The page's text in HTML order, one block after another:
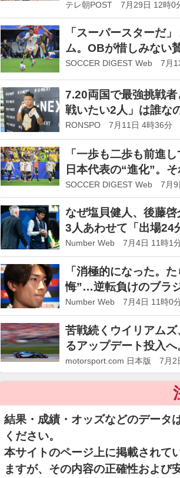
テレ朝POST 7月29日 12時0
「スーパースターだ
ム。OBが惜しみない
SOCCER DIGEST Web 7月
7.20両国で最強挑戦
戦いたい2人」は誰な
RONSPO 7月11日 4時36分
「一歩も二歩も前進
日本代表の“進化”。
いたら…」【W杯】
SOCCER DIGEST Web 7月9
なぜ塩貝健人、後藤
3人あわせて「出場24
た“選手交代の差”
Number Web 7月4日 11時1
「消極的になった。
悔”…逆転負けのブラ
的”だったのか？
Number Web 7月4日 11時0
苦戦続くウイリアム
るアップデート投入
る」
motorsport.com 日本版 7月2
結果・成績・オッズなどのデータ
ください。
本サイトのページ上に掲載されて
ますが、その内容の正確性および